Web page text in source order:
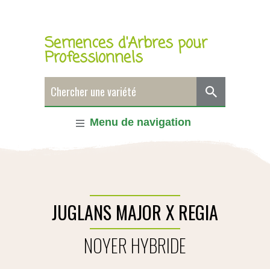
Semences d'Arbres pour
Professionnels
Menu de navigation
JUGLANS MAJOR X REGIA
NOYER HYBRIDE